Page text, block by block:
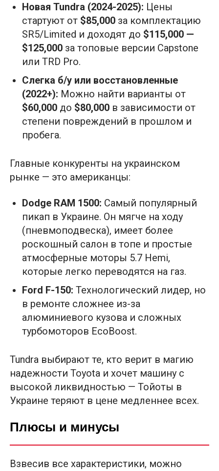
Новая Tundra (2024-2025): Цены
стартуют от $85,000 за комплектацию
SR5/Limited и доходят до $115,000 —
$125,000 за топовые версии Capstone
или TRD Pro.
Слегка б/у или восстановленные
(2022+): Можно найти варианты от
$60,000 до $80,000 в зависимости от
степени повреждений в прошлом и
пробега.
Главные конкуренты на украинском
рынке — это американцы:
Dodge RAM 1500: Самый популярный
пикап в Украине. Он мягче на ходу
(пневмоподвеска), имеет более
роскошный салон в топе и простые
атмосферные моторы 5.7 Hemi,
которые легко переводятся на газ.
Ford F-150: Технологический лидер, но
в ремонте сложнее из-за
алюминиевого кузова и сложных
турбомоторов EcoBoost.
Tundra выбирают те, кто верит в магию
надежности Toyota и хочет машину с
высокой ликвидностью — Тойоты в
Украине теряют в цене медленнее всех.
Плюсы и минусы
Взвесив все характеристики, можно